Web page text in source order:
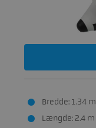
Bredde: 1.34 m
Længde: 2.4 m